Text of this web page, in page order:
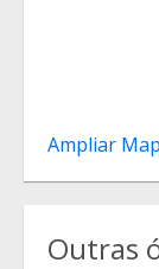
Ampliar
Outras